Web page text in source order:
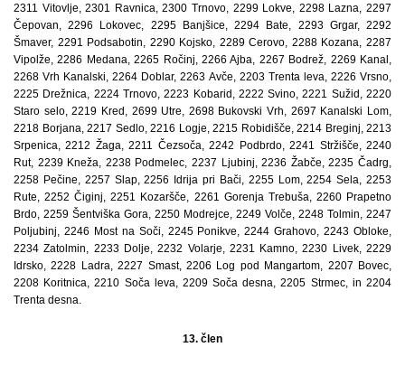
2311 Vitovlje, 2301 Ravnica, 2300 Trnovo, 2299 Lokve, 2298 Lazna, 2297
Čepovan, 2296 Lokovec, 2295 Banjšice, 2294 Bate, 2293 Grgar, 2292
Šmaver, 2291 Podsabotin, 2290 Kojsko, 2289 Cerovo, 2288 Kozana, 2287
Vipolže, 2286 Medana, 2265 Ročinj, 2266 Ajba, 2267 Bodrež, 2269 Kanal,
2268 Vrh Kanalski, 2264 Doblar, 2263 Avče, 2203 Trenta leva, 2226 Vrsno,
2225 Drežnica, 2224 Trnovo, 2223 Kobarid, 2222 Svino, 2221 Sužid, 2220
Staro selo, 2219 Kred, 2699 Utre, 2698 Bukovski Vrh, 2697 Kanalski Lom,
2218 Borjana, 2217 Sedlo, 2216 Logje, 2215 Robidišče, 2214 Breginj, 2213
Srpenica, 2212 Žaga, 2211 Čezsoča, 2242 Podbrdo, 2241 Stržišče, 2240
Rut, 2239 Kneža, 2238 Podmelec, 2237 Ljubinj, 2236 Žabče, 2235 Čadrg,
2258 Pečine, 2257 Slap, 2256 Idrija pri Bači, 2255 Lom, 2254 Sela, 2253
Rute, 2252 Čiginj, 2251 Kozaršče, 2261 Gorenja Trebuša, 2260 Prapetno
Brdo, 2259 Šentviška Gora, 2250 Modrejce, 2249 Volče, 2248 Tolmin, 2247
Poljubinj, 2246 Most na Soči, 2245 Ponikve, 2244 Grahovo, 2243 Obloke,
2234 Zatolmin, 2233 Dolje, 2232 Volarje, 2231 Kamno, 2230 Livek, 2229
Idrsko, 2228 Ladra, 2227 Smast, 2206 Log pod Mangartom, 2207 Bovec,
2208 Koritnica, 2210 Soča leva, 2209 Soča desna, 2205 Strmec, in 2204
Trenta desna.
13. člen